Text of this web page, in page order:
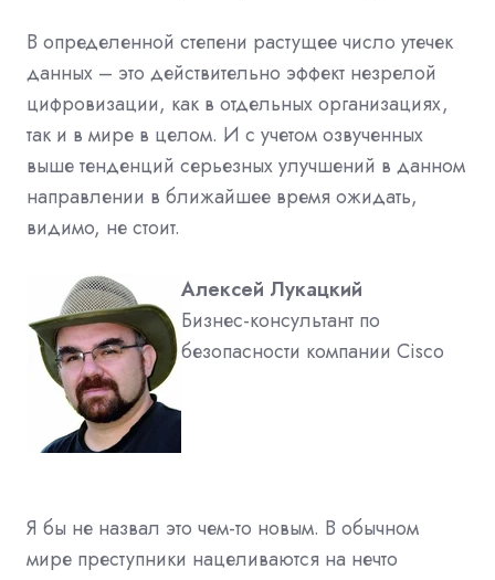
В определенной степени растущее число утечек
данных – это действительно эффект незрелой
цифровизации, как в отдельных организациях,
так и в мире в целом. И с учетом озвученных
выше тенденций серьезных улучшений в данном
направлении в ближайшее время ожидать,
видимо, не стоит.
Алексей Лукацкий
Бизнес-консультант по
безопасности компании Cisco
Я бы не назвал это чем-то новым. В обычном
мире преступники нацеливаются на нечто